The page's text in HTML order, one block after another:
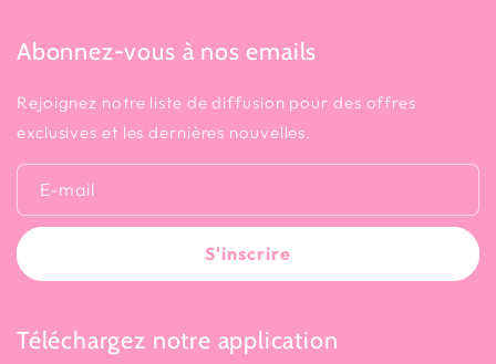
Abonnez-vous à nos emails
Rejoignez notre liste de diffusion pour des offres
exclusives et les dernières nouvelles.
E-mail
S'inscrire
Téléchargez notre application